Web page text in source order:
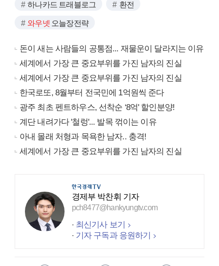
하나카드 트래블로그 환전
와우넷 오늘장전략
돈이 새는 사람들의 공통점... 재물운이 달라지는 이유
세계에서 가장 큰 중요부위를 가진 남자의 진실
세계에서 가장 큰 중요부위를 가진 남자의 진실
한국로또, 8월부터 전국민에 1억원씩 준다
광주 최초 펜트하우스, 선착순 ‘8억' 할인분양!
계단 내려가다 '철렁'... 발목 꺾이는 이유
아내 몰래 처형과 목욕한 남자.. 충격!
세계에서 가장 큰 중요부위를 가진 남자의 진실
경제부 박찬휘 기자
pch8477@hankyungtv.com
최신기사 보기
기자 구독과 응원하기